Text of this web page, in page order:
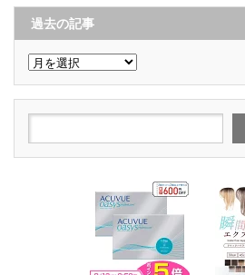
リ
ー
過去の記事
過
去
の
記
事